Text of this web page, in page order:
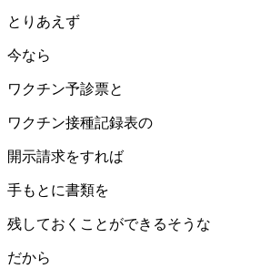
とりあえず
今なら
ワクチン予診票と
ワクチン接種記録表の
開示請求をすれば
手もとに書類を
残しておくことができるそうな
だから